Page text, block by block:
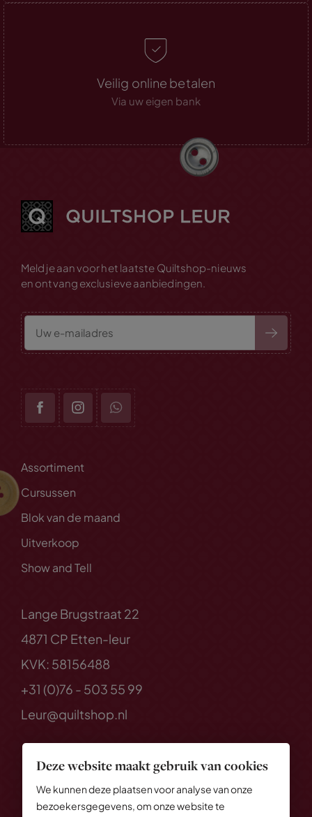
Deze website maakt gebruik van cookies
We kunnen deze plaatsen voor analyse van onze
bezoekersgegevens, om onze website te
Veilig online betalen
Via uw eigen bank
Meld je aan voor het laatste Quiltshop-nieuws
en ontvang exclusieve aanbiedingen.
Assortiment
Cursussen
Blok van de maand
Uitverkoop
Show and Tell
Lange Brugstraat 22
4871 CP Etten-leur
KVK: 58156488
+31 (0)76 - 503 55 99
Leur@quiltshop.nl